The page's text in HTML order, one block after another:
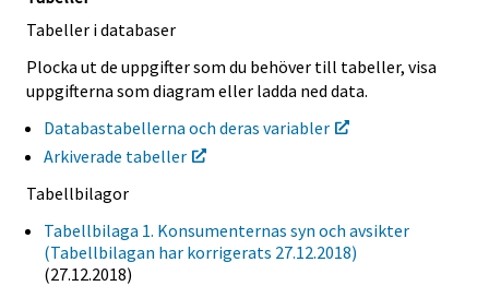
Tabeller i databaser
Plocka ut de uppgifter som du behöver till tabeller, visa
uppgifterna som diagram eller ladda ned data.
Databastabellerna och deras variabler
Arkiverade tabeller
Tabellbilagor
Tabellbilaga 1. Konsumenternas syn och avsikter
(Tabellbilagan har korrigerats 27.12.2018)
(27.12.2018)